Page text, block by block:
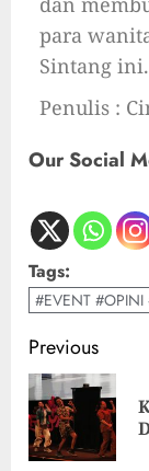
para
Sintang ini.
Penulis :
Our Social
Tags:
#EVENT
Previous